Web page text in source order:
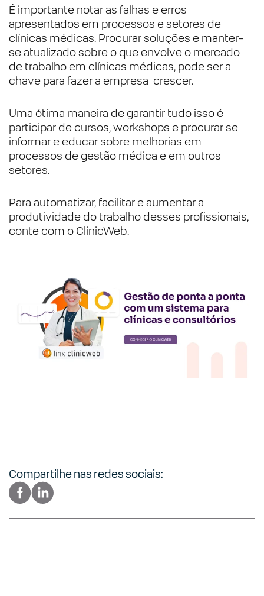
É importante notar as falhas e erros
apresentados em processos e setores de
clínicas médicas. Procurar soluções e manter-
se atualizado sobre o que envolve o mercado
de trabalho em clínicas médicas, pode ser a
chave para fazer a empresa crescer.
Uma ótima maneira de garantir tudo isso é
participar de cursos, workshops e procurar se
informar e educar sobre melhorias em
processos de gestão médica e em outros
setores.
Para automatizar, facilitar e aumentar a
produtividade do trabalho desses profissionais,
conte com o ClinicWeb.
Compartilhe nas redes sociais: